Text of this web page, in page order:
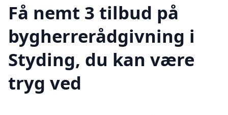
Få nemt 3 tilbud på
bygherrerådgivning i
Styding, du kan være
tryg ved